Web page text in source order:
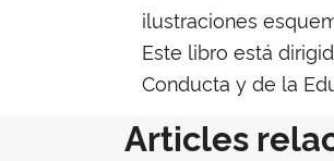
ilustraciones
Este libro está
Conducta y de la
Articles